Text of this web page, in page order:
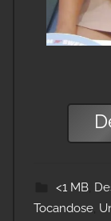
<1 MB,
Tocandose